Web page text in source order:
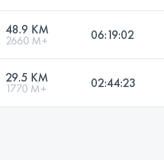
48.9 KM
2660 M+ 06:19:02
29.5 KM
1770 M+ 02:44:23